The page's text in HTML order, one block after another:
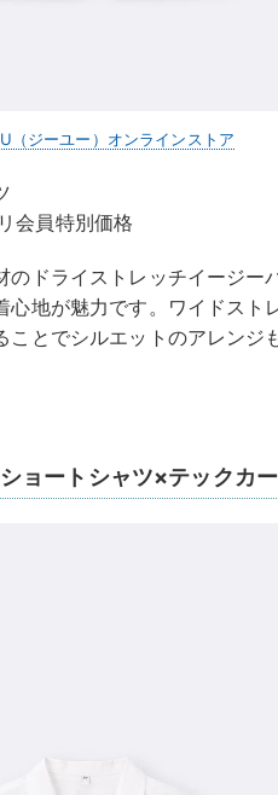
（ジーユー）オンラインストア
会員特別価格
ドライストレッチイージー
心地が魅力です。ワイドスト
ことでシルエットのアレンジ
ョートシャツ×テックカ